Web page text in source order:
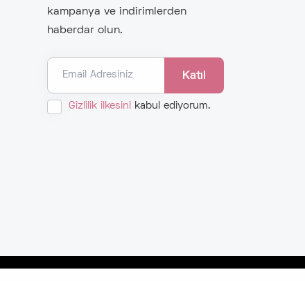
kampanya ve indirimlerden
haberdar olun.
Email Adresiniz
Gizlilik ilkesini kabul ediyorum.